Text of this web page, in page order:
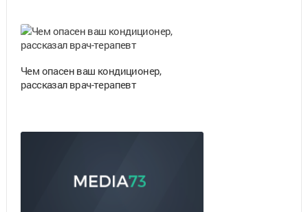
Чем опасен ваш кондиционер,
рассказал врач-терапевт